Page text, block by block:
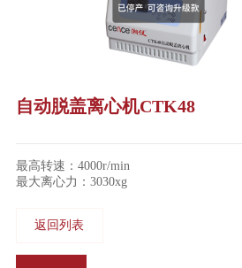
自动脱盖离心机CTK48
最高转速：4000r/min
最大离心力：3030xg
返回列表